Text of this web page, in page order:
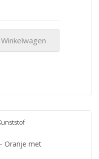
Oranje met